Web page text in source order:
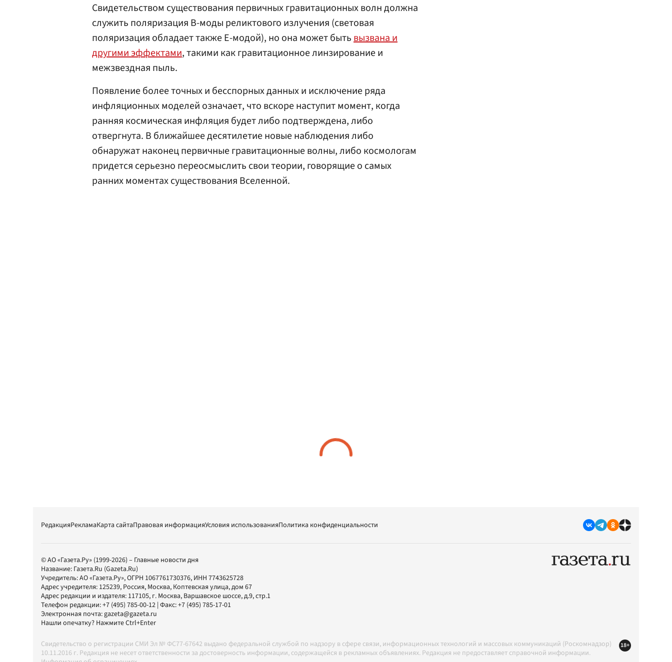
Свидетельством существования первичных гравитационных волн должна
служить поляризация B-моды реликтового излучения (световая
поляризация обладает также E-модой), но она может бытьвызвана и
другими эффектами, такими как гравитационное линзирование и
межзвездная пыль.
Появление более точных и бесспорных данных и исключение ряда
инфляционных моделей означает, что вскоре наступит момент, когда
ранняя космическая инфляция будет либо подтверждена, либо
отвергнута. В ближайшее десятилетие новые наблюдения либо
обнаружат наконец первичные гравитационные волны, либо космологам
придется серьезно переосмыслить свои теории, говорящие о самых
ранних моментах существования Вселенной.
РедакцияРекламаКарта сайтаПравовая информацияУсловия использованияПолитика конфиденциальности
© АО «Газета.Ру» (1999-2026) – Главные новости дня
Название: Газета.Ru (Gazeta.Ru)
Учредитель:АО «Газета.Ру», ОГРН 1067761730376, ИНН 7743625728
Адрес учредителя: 125239, Россия, Москва, Коптевская улица, дом 67
Адрес редакции и издателя: 117105, г. Москва, Варшавское шоссе, д.9, стр.1
Телефон редакции:+7 (495) 785-00-12 | Факс:+7 (495) 785-17-01
Электронная почта:gazeta@gazeta.ru
Нашли опечатку? Нажмите Ctrl+Enter
Свидетельство о регистрации СМИ Эл № ФС77-67642 выдано федеральной службой по надзору в сфере связи, информационных технологий и массовых коммуникаций (Роскомнадзор)
10.11.2016 г. Редакция не несет ответственности за достоверность информации, содержащейся в рекламных объявлениях. Редакция не предоставляет справочной информации.
18+